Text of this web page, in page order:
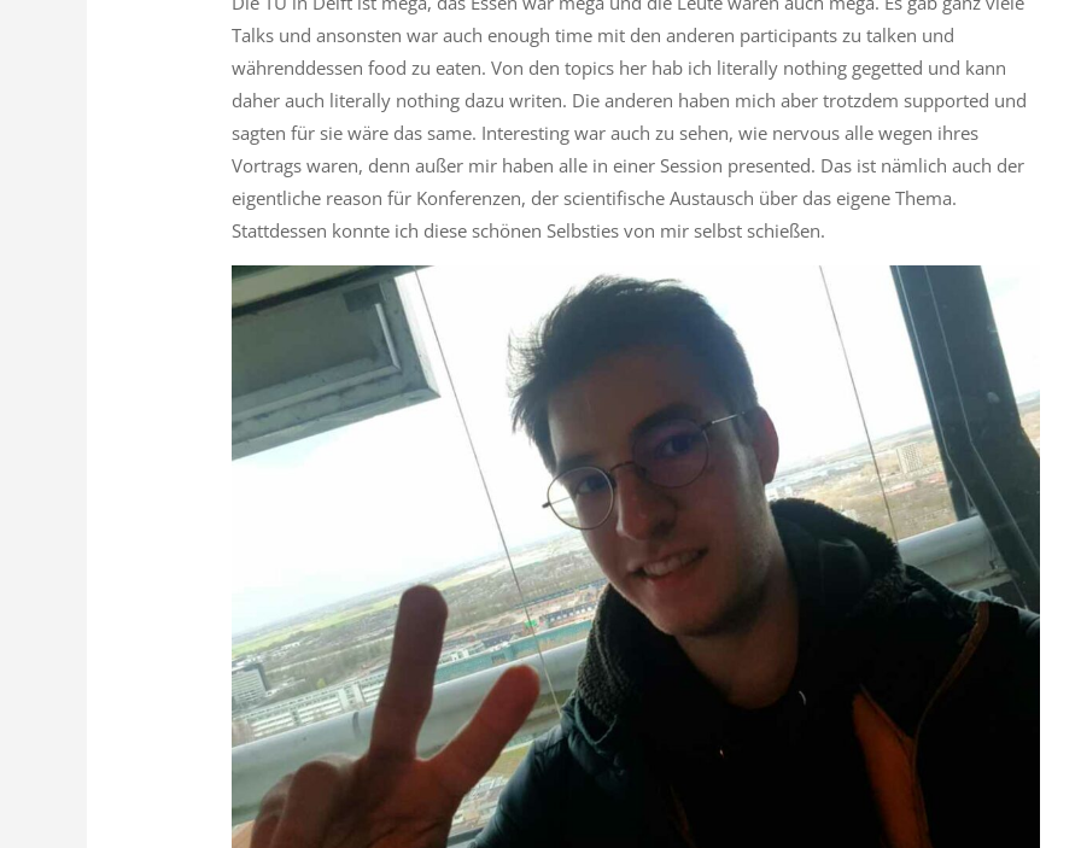
Talks und ansonsten war auch enough time mit den anderen participants zu talken und
währenddessen food zu eaten. Von den topics her hab ich literally nothing gegetted und kann
daher auch literally nothing dazu writen. Die anderen haben mich aber trotzdem supported und
sagten für sie wäre das same. Interesting war auch zu sehen, wie nervous alle wegen ihres
Vortrags waren, denn außer mir haben alle in einer Session presented. Das ist nämlich auch der
eigentliche reason für Konferenzen, der scientifische Austausch über das eigene Thema.
Stattdessen konnte ich diese schönen Selbsties von mir selbst schießen.